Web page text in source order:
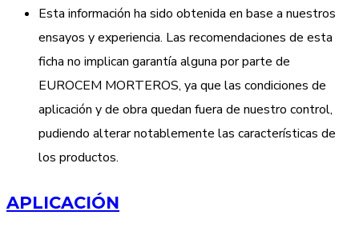
Esta información ha sido obtenida en base a nuestros
ensayos y experiencia. Las recomendaciones de esta
ficha no implican garantía alguna por parte de
EUROCEM MORTEROS, ya que las condiciones de
aplicación y de obra quedan fuera de nuestro control,
pudiendo alterar notablemente las características de
los productos.
APLICACIÓN